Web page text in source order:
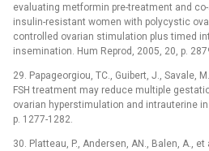
evaluating metformin pre-treatment and
insulin-resistant women with polycystic
controlled ovarian stimulation plus timed
insemination. Hum Reprod, 2005, 20, p.
29. Papageorgiou, TC., Guibert, J., Savale,
FSH treatment may reduce multiple
ovarian hyperstimulation and intrauterine
p. 1277-1282.
30. Platteau, P., Andersen, AN., Balen, A.,